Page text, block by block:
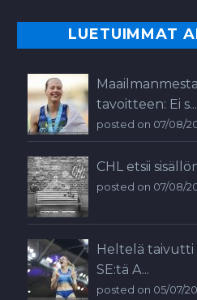
LUETUIMMAT
tavoitteen: Ei s...
posted on 07/08/
CHL etsii
posted on 07/08/
Heltelä taivutti
SE:tä A...
posted on 05/07/